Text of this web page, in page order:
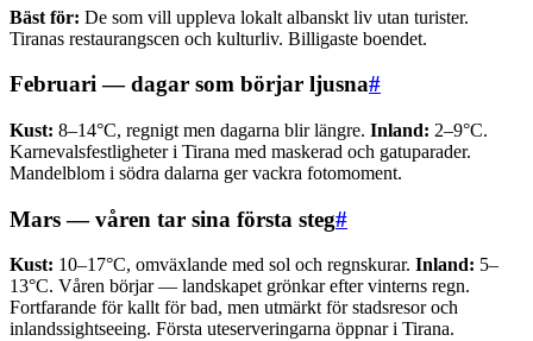
Bäst för: De som vill uppleva lokalt albanskt liv utan turister.
Tiranas restaurangscen och kulturliv. Billigaste boendet.
Februari — dagar som börjar ljusna#
Kust: 8–14°C, regnigt men dagarna blir längre. Inland: 2–9°C.
Karnevalsfestligheter i Tirana med maskerad och gatuparader.
Mandelblom i södra dalarna ger vackra fotomoment.
Mars — våren tar sina första steg#
Kust: 10–17°C, omväxlande med sol och regnskurar. Inland: 5–
13°C. Våren börjar — landskapet grönkar efter vinterns regn.
Fortfarande för kallt för bad, men utmärkt för stadsresor och
inlandssightseeing. Första uteserveringarna öppnar i Tirana.